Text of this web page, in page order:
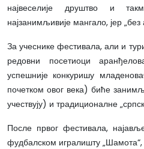
највеселије друштво и
најзанимљивије мангало, јер
За учеснике фестивала, али и
редовни посетиоци
успешније конкуришу
почетком овог века) биће
учествују) и традиционалне
После првог фестивала,
фудбалском игралишту